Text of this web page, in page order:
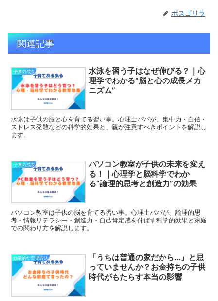
ボスゴリラ
関連記事
子供の成長
水泳を習う子はなぜ伸びる？｜心
理学でわかる“脳と心の成長メカ
ニズム”
水泳は子供の脳と心を育てる習い事。心理士パパが、集中力・自信・
ストレス発散などの科学的効果と、親が注意すべきポイントを解説し
ます。
子供の成長
パソコン教室が子供の未来を変え
る！｜心理学と脳科学でわか
る“論理的思考と創造力”の効果
パソコン教室は子供の脳を育てる習い事。心理士パパが、論理的思
考・情報リテラシー・創造力・自己肯定感を伸ばす科学的効果と家庭
での関わり方を解説します。
効果的な育児方法
「うちは普通の家だから…」と思
っていませんか？お金持ちの子供
時代がもたらす本当の影響